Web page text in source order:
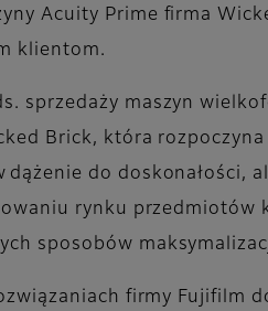
Acuity Prime firma
klientom.
sprzedaży maszyn
Brick, która
dążenie do
rynku przedmiotów
sposobów
firmy Fujifilm